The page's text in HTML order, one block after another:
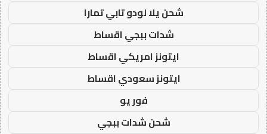
شحن يلا لودو تابي تمارا
شدات ببجي اقساط
ايتونز امريكي اقساط
ايتونز سعودي اقساط
فور يو
شحن شدات ببجي